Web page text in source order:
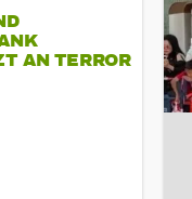
AN TERROR